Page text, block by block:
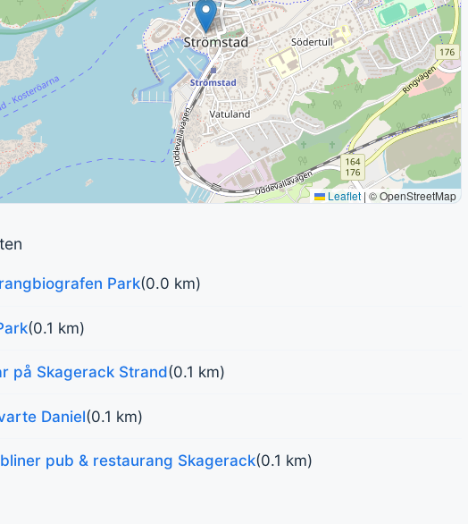
Leaflet | © OpenStreetMap
Park(0.0 km)
(0.1 km)
på Skagerack Strand(0.1 km)
Daniel(0.1 km)
pub & restaurang Skagerack(0.1 km)